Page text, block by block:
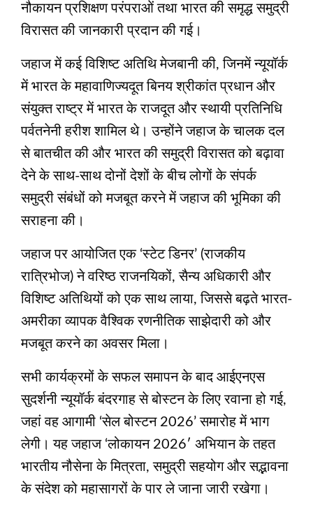
नौकायन प्रशिक्षण परंपराओं तथा भारत की समृद्ध समुद्री
विरासत की जानकारी प्रदान की गई।
जहाज में कई विशिष्ट अतिथि मेजबानी की, जिनमें न्यूयॉर्क
में भारत के महावाणिज्यदूत बिनय श्रीकांत प्रधान और
संयुक्त राष्ट्र में भारत के राजदूत और स्थायी प्रतिनिधि
पर्वतनेनी हरीश शामिल थे। उन्होंने जहाज के चालक दल
से बातचीत की और भारत की समुद्री विरासत को बढ़ावा
देने के साथ-साथ दोनों देशों के बीच लोगों के संपर्क
समुद्री संबंधों को मजबूत करने में जहाज की भूमिका की
सराहना की।
जहाज पर आयोजित एक ‘स्‍टेट डिनर’ (राजकीय
रात्रिभोज) ने वरिष्ठ राजनयिकों, सैन्य अधिकारी और
विशिष्ट अतिथियों को एक साथ लाया, जिससे बढ़ते भारत-
अमरीका व्यापक वैश्विक रणनीतिक साझेदारी को और
मजबूत करने का अवसर मिला।
सभी कार्यक्रमों के सफल समापन के बाद आईएनएस
सुदर्शनी न्यूयॉर्क बंदरगाह से बोस्टन के लिए रवाना हो गई,
जहां वह आगामी ‘सेल बोस्टन 2026’ समारोह में भाग
लेगी। यह जहाज ‘लोकायन 2026′ अभियान के तहत
भारतीय नौसेना के मित्रता, समुद्री सहयोग और सद्भावना
के संदेश को महासागरों के पार ले जाना जारी रखेगा।